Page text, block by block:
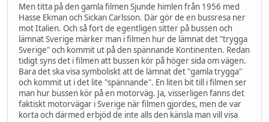
Men titta på den gamla filmen Sjunde himlen från 1956 med
Hasse Ekman och Sickan Carlsson. Där gör de en bussresa ner
mot Italien. Och så fort de egentligen sitter på bussen och
lämnat Sverige märker man i filmen hur de lämnat det "trygga
Sverige" och kommit ut på den spännande Kontinenten. Redan
tidigt syns det i filmen att bussen kör på höger sida om vägen.
Bara det ska visa symboliskt att de lämnat det "gamla trygga"
och kommit ut i det lite "spännande". En liten bit till i filmen ser
man hur bussen kör på en motorväg. Ja, visserligen fanns det
faktiskt motorvägar i Sverige när filmen gjordes, men de var
korta och därmed erbjöd de inte alls den känsla man vill visa